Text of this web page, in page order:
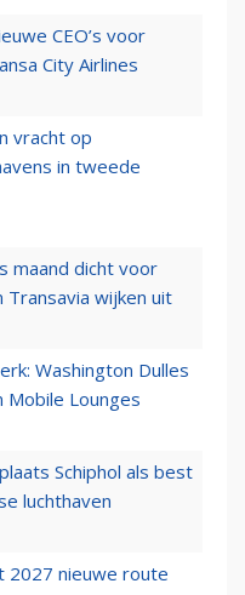
CEO’s voor
City Airlines
vracht op
in tweede
maand dicht voor
Transavia wijken uit
Washington Dulles
Mobile Lounges
Schiphol als best
luchthaven
2027 nieuwe route